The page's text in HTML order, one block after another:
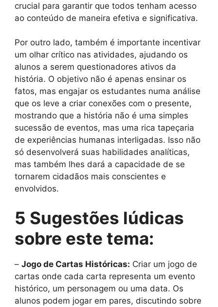
crucial para garantir que todos tenham acesso
ao conteúdo de maneira efetiva e significativa.
Por outro lado, também é importante incentivar
um olhar crítico nas atividades, ajudando os
alunos a serem questionadores ativos da
história. O objetivo não é apenas ensinar os
fatos, mas engajar os estudantes numa análise
que os leve a criar conexões com o presente,
mostrando que a história não é uma simples
sucessão de eventos, mas uma rica tapeçaria
de experiências humanas interligadas. Isso não
só desenvolverá suas habilidades analíticas,
mas também lhes dará a capacidade de se
tornarem cidadãos mais conscientes e
envolvidos.
5 Sugestões lúdicas
sobre este tema:
– Jogo de Cartas Históricas: Criar um jogo de
cartas onde cada carta representa um evento
histórico, um personagem ou uma data. Os
alunos podem jogar em pares, discutindo sobre